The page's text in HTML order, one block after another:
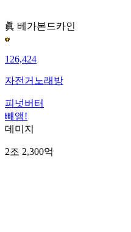
眞 베가본드카인
126,424
자전거노래방
피넛버터
빼앰!
데미지
2조 2,300억